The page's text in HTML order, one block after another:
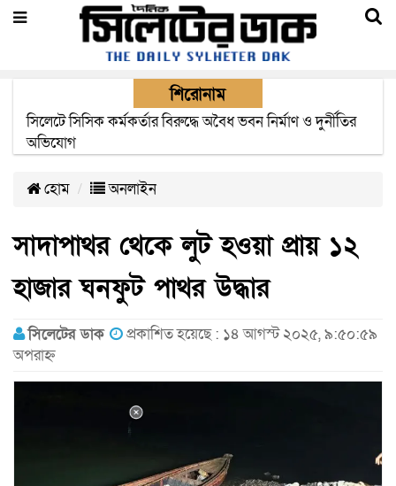
শিরোনাম
২২ ঘণ্টা পর ত্রুটি সেরে জেদ্দার উদ্দেশ্যে ছাড়লো বিমানের ফ্লাইট
হোম অনলাইন
সাদাপাথর থেকে লুট হওয়া প্রায় ১২
হাজার ঘনফুট পাথর উদ্ধার
সিলেটের ডাক
প্রকাশিত হয়েছে : ১৪ আগস্ট ২০২৫, ৯:৫০:৫৯
অপরাহ্ন